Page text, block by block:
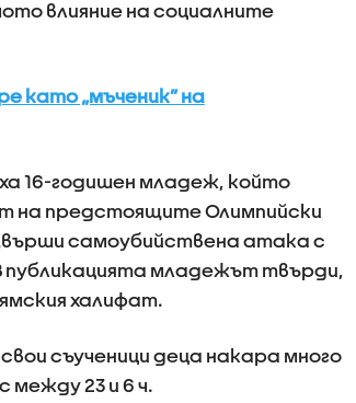
влияние на социалните
като „мъченик” на
16-годишен младеж, който
на предстоящите Олимпийски
самоубийствена атака с
публикацията младежът твърди,
халифат.
съученици деца накара много
между 23 и 6 ч.